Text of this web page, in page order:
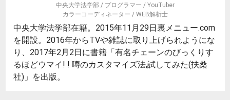
中央大学法学部 / プログラマー / YouTuber
カラーコーディネーター / WEB解析士
中央大学法学部在籍。2015年11月29日裏メニュー.com
を開設。2016年からTVや雑誌に取り上げられようにな
り、2017年2月2日に書籍「有名チェーンのびっくりす
るほどウマイ! ! 噂のカスタマイズ法,試してみた(扶桑
社)」を出版。